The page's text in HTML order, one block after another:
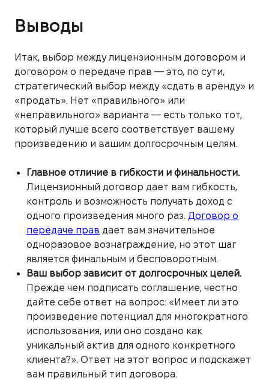
Выводы
Итак, выбор между лицензионным договором и
договором о передаче прав — это, по сути,
стратегический выбор между «сдать в аренду» и
«продать». Нет «правильного» или
«неправильного» варианта — есть только тот,
который лучше всего соответствует вашему
произведению и вашим долгосрочным целям.
Главное отличие в гибкости и финальности.
Лицензионный договор дает вам гибкость,
контроль и возможность получать доход с
одного произведения много раз. Договор о
передаче прав дает вам значительное
одноразовое вознаграждение, но этот шаг
является финальным и бесповоротным.
Ваш выбор зависит от долгосрочных целей.
Прежде чем подписать соглашение, честно
дайте себе ответ на вопрос: «Имеет ли это
произведение потенциал для многократного
использования, или оно создано как
уникальный актив для одного конкретного
клиента?». Ответ на этот вопрос и подскажет
вам правильный тип договора.